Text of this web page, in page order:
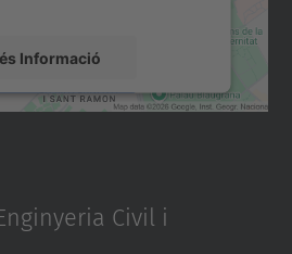
Informació
Accepta
Civil i